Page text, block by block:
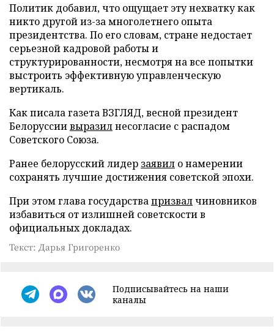
Политик добавил, что ощущает эту нехватку как
никто другой из-за многолетнего опыта
президентства. По его словам, стране недостает
серьезной кадровой работы и
структурированности, несмотря на все попытки
выстроить эффективную управленческую
вертикаль.
Как писала газета ВЗГЛЯД, весной президент
Белоруссиивыразилнесогласие с распадом
Советского Союза.
Ранее белорусский лидер заявил о намерении
сохранять лучшие достижения советской эпохи.
При этом глава государствапризвалчиновников
избавиться от излишней советскости в
официальных докладах.
Текст: Дарья Григоренко
Подписывайтесь на наши
каналы